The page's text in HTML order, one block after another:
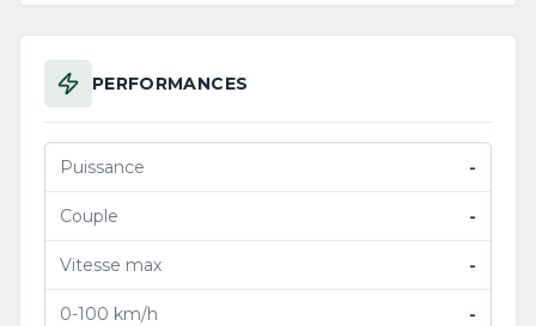
PERFORMANCES
Puissance -
Couple -
Vitesse max -
0-100 km/h -